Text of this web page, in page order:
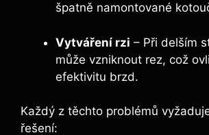
špatně namontované
Vytváření rzi – Při delším
může vzniknout rez, což
efektivitu brzd.
Každý z těchto problémů
řešení: